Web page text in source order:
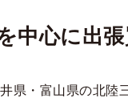
中心に出
県・富山県の北陸